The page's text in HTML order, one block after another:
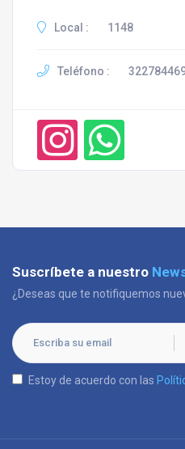
Local : 1148
Teléfono :
Suscríbete a nuestro
¿Deseas que te notifiquemos
Estoy de acuerdo con las